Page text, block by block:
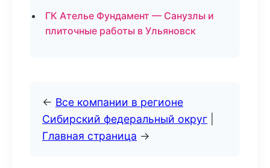
ГК Ателье Фундамент — Санузлы и
плиточные работы в Ульяновск
← Все компании в регионе
Сибирский федеральный округ
Главная страница →